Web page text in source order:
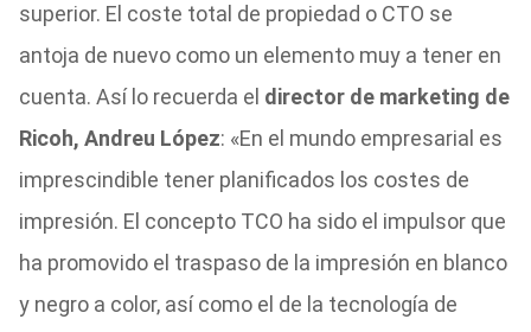
superior. El coste total de propiedad o CTO se
antoja de nuevo como un elemento muy a tener en
cuenta. Así lo recuerda el director de marketing de
Ricoh, Andreu López: «En el mundo empresarial es
imprescindible tener planificados los costes de
impresión. El concepto TCO ha sido el impulsor que
ha promovido el traspaso de la impresión en blanco
y negro a color, así como el de la tecnología de